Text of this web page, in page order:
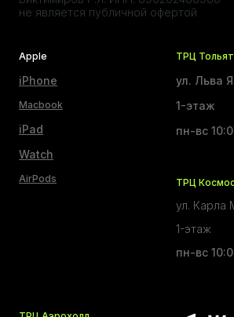
не является публичной офертой
Apple
iPhone
Macbook
iPad
Watch
AirPods
ТРЦ
ул. Льва
1-этаж
пн-вс
ТРЦ
ул. Карла
1-этаж
пн-вс